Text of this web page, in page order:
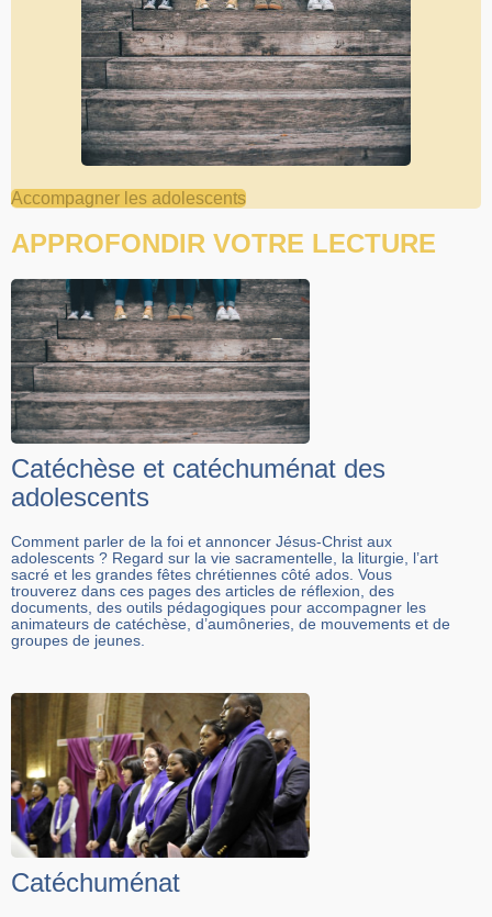
Accompagner les adolescents
APPROFONDIR VOTRE LECTURE
Catéchèse et catéchuménat des
adolescents
Comment parler de la foi et annoncer Jésus-Christ aux
adolescents ? Regard sur la vie sacramentelle, la liturgie, l’art
sacré et les grandes fêtes chrétiennes côté ados. Vous
trouverez dans ces pages des articles de réflexion, des
documents, des outils pédagogiques pour accompagner les
animateurs de catéchèse, d’aumôneries, de mouvements et de
groupes de jeunes.
Catéchuménat